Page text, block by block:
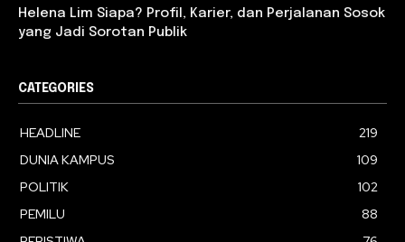
Helena Lim Siapa? Profil, Karier, dan Perjalanan Sosok
yang Jadi Sorotan Publik
CATEGORIES
HEADLINE
219
DUNIA KAMPUS
109
POLITIK
102
PEMILU
88